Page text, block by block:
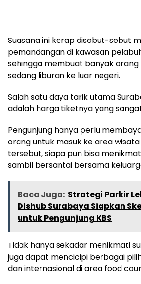
Suasana ini kerap disebut-sebut
pemandangan di kawasan
sehingga membuat banyak orang
sedang liburan ke luar negeri.
Salah satu daya tarik utama
adalah harga tiketnya yang
Pengunjung hanya perlu
orang untuk masuk ke area
tersebut, siapa pun bisa
sambil bersantai bersama
Baca Juga: Strategi Parkir
Dishub Surabaya Siapkan
untuk Pengunjung KBS
Tidak hanya sekadar menikmati
juga dapat mencicipi berbagai
dan internasional di area food